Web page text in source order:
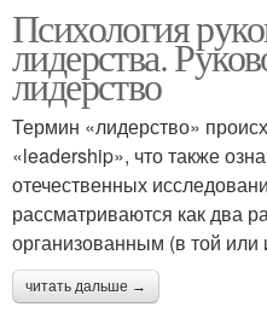
Психология
лидерства.
лидерство
Термин «лидерство»
«leadership», что также
отечественных
рассматриваются как два
организованным (в той
читать дальше →